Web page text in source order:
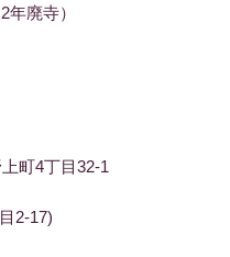
廃寺）
町4丁目32-1
2-17)